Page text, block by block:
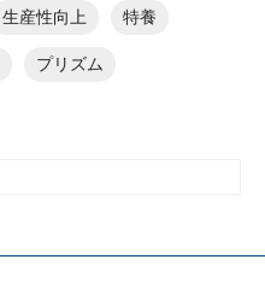
生産性向上 特養
プリズム